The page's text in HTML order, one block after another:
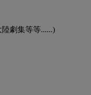
劇集等等......)